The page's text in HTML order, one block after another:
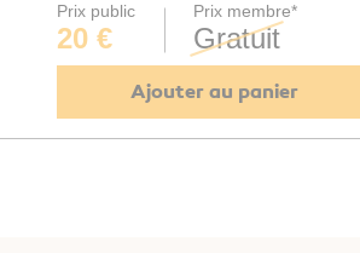
Prix public
20 €
Prix membre*
Gratuit
Ajouter au panier